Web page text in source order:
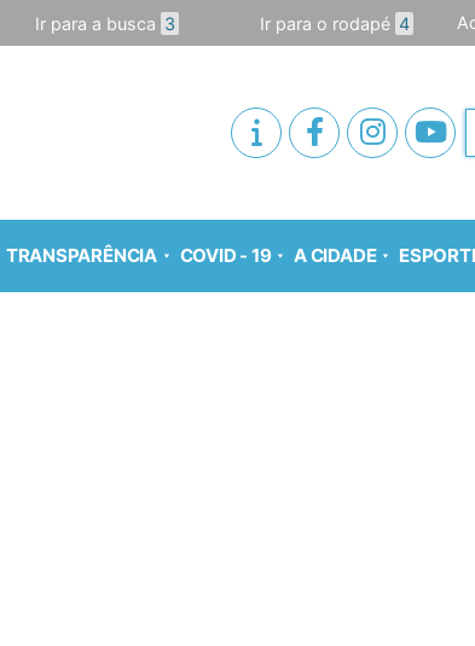
Ir para a busca 3 Ir para o rodapé 4
TRANSPARÊNCIA COVID - 19 A CIDADE